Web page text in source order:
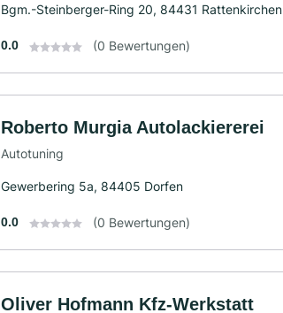
Bgm.-Steinberger-Ring 20, 84431 Rattenkirchen
0.0 (0 Bewertungen)
Roberto Murgia Autolackiererei
Autotuning
Gewerbering 5a, 84405 Dorfen
0.0 (0 Bewertungen)
Oliver Hofmann Kfz-Werkstatt